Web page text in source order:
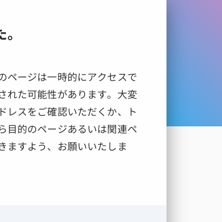
ページは一時的にアクセスで
れた可能性があります。大変
レスをご確認いただくか、ト
目的のページあるいは関連ペ
ますよう、お願いいたしま